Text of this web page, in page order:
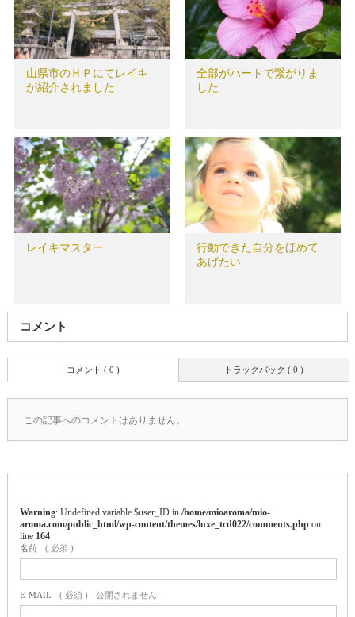
山県市のＨＰにてレイキ
が紹介されました
全部がハートで繋がりま
した
レイキマスター
行動できた自分をほめて
あげたい
コメント
トラックバック ( 0 )
コメント ( 0 )
この記事へのコメントはありません。
Warning : Undefined variable $user_ID in /home/mioaroma/mio-
aroma.com/public_html/wp-content/themes/luxe_tcd022/comments.phpon
line 164
名前 ( 必須 )
E-MAIL ( 必須 ) - 公開されません -